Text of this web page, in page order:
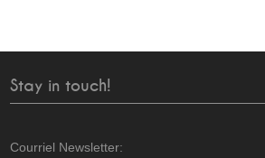
Stay in touch!
Courriel Newsletter: